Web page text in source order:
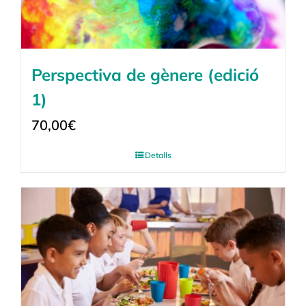
Perspectiva de gènere (edició
1)
70,00€
Detalls